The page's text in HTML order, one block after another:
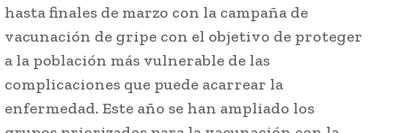
hasta finales de marzo con la campaña de
vacunación de gripe con el objetivo de proteger
a la población más vulnerable de las
complicaciones que puede acarrear la
enfermedad. Este año se han ampliado los